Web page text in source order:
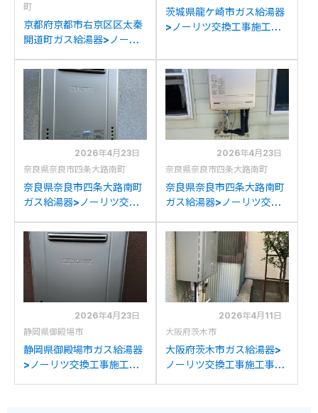
町
京都府京都市右京区区太秦
開道町ガス給湯器>ノーリ
リツGT-2428SAWXから
ノーリツGT-C2072SAW
BLへの交換
茨城県龍ケ崎市ガス給湯器
>ノーリツ交換工事施工事
C2052SAWX-2からノー
リツGT-C2072SAW BLへ
の交換
2026年4月23日
奈良県奈良市四条大路南町
奈良県奈良市四条大路南町
ガス給湯器>ノーリツ交換
GT-C2032SAWXからノ
ーリツGT-C2072SAW BL
への交換
2026年4月23日
奈良県奈良市四条大路南町
奈良県奈良市四条大路南町
ガス給湯器>ノーリツ交換
GT-C2032SAWXからノ
ーリツGT-C2072SAW BL
への交換
2026年4月23日
静岡県御殿場市
静岡県御殿場市ガス給湯器
>ノーリツ交換工事施工事
2026年4月11日
大阪府茨木市
大阪府茨木市ガス給湯器>
ノーリツ交換工事施工事